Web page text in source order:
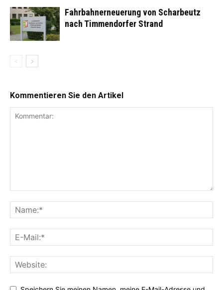
Fahrbahnerneuerung von Scharbeutz
nach Timmendorfer Strand
Kommentieren Sie den Artikel